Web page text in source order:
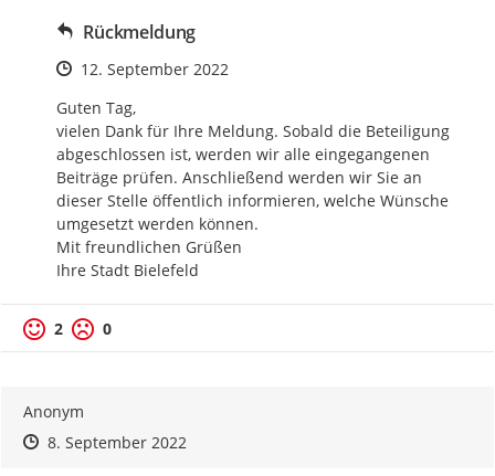
Rückmeldung
Zeitpunkt des Erstellens
12. September 2022
Guten Tag,
vielen Dank für Ihre Meldung. Sobald die Beteiligung
abgeschlossen ist, werden wir alle eingegangenen
Beiträge prüfen. Anschließend werden wir Sie an
dieser Stelle öffentlich informieren, welche Wünsche
umgesetzt werden können.
Mit freundlichen Grüßen
Ihre Stadt Bielefeld
Positive Bewertung
2 Negative Bewertung
0
Anonym
Zeitpunkt des Erstellens
Zeitpunkt des Erstellens
8. September 2022Zur Äußerung